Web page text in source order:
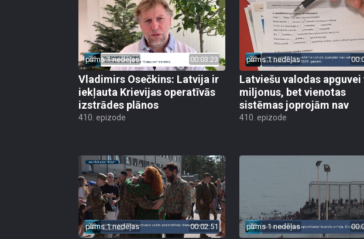
pirms 1 nedēļas 00:03:23
Vladimirs Osečkins: Latvija ir
iekļauta Krievijas operatīvās
izstrādes plānos
410. epizode
pirms 1 nedēļas
Latviešu valodas
miljonus, bet vienotas
sistēmas joprojām nav
410. epizode
pirms 1 nedēļas 00:02:51 pirms 1 nedēļas